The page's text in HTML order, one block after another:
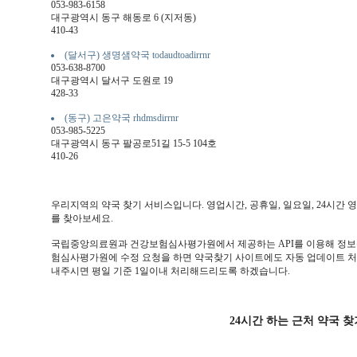
053-983-6158
대구광역시 동구 해동로 6 (지저동)
410-43
(달서구) 생명샘약국 todaudtoadirrnr
053-638-8700
대구광역시 달서구 도원로 19
428-33
(동구) 고은약국 rhdmsdirrnr
053-985-5225
대구광역시 동구 팔공로51길 15-5 104호
410-26
우리지역의 약국 찾기 서비스입니다. 영업시간, 공휴일, 일요일, 24시간
를 찾아보세요.
국립중앙의료원과 건강보험심사평가원에서 제공하는 API를 이용해 정
험심사평가원에 수정 요청을 하면 약국찾기 사이트에도 자동 업데이트
내주시면 평일 기준 1일이내 처리해드리도록 하겠습니다.
24시간 하는 근처 약국